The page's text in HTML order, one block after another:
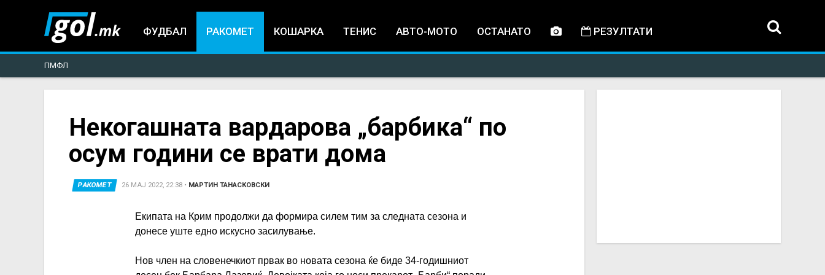
ФУДБАЛ РАКОМЕТ КОШАРКА ТЕНИС АВТО-МОТО ОСТАНАТО РЕЗУЛТАТИ
ПМФЛ
here
Некогашната вардарова „барбика“ по
осум години се врати дома
РАКОМЕТ 26 МАЈ 2022, 22:38• МАРТИН ТАНАСКОВСКИ
Екипата на Крим продолжи да формира силем тим за следната сезона и
донесе уште едно искусно засилување.
Нов член на словенечкиот првак во новата сезона ќе биде 34-годишниот